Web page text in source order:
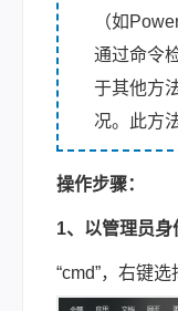
（如
通过命令
于其他方
况。此方
操作步骤：
1、以管理员
“cmd”，右键选